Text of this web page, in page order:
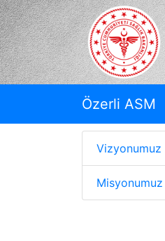
Özerli ASM
Vizyonumuz
Misyonumuz